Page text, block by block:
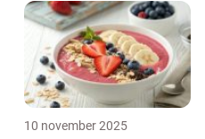
10 november 2025